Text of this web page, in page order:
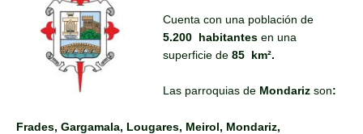
Cuenta con una población de
5.200 habitantes en una
superficie de 85 km².
Las parroquias de Mondariz son:
Frades, Gargamala, Lougares, Meirol, Mondariz,